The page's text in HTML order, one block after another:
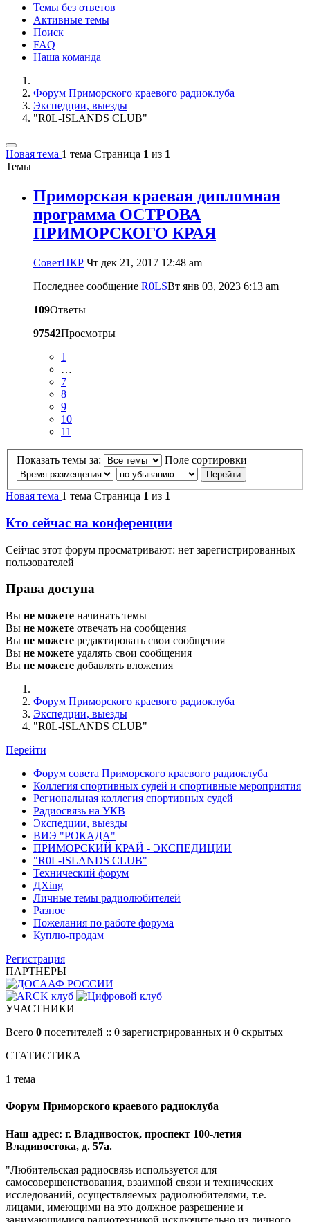
Темы без ответов
Активные темы
Поиск
FAQ
Наша команда
Форум Приморского краевого радиоклуба
Экспедции, выезды
"R0L-ISLANDS CLUB"
Новая тема 1 тема Страница 1 из 1
Темы
Приморская краевая дипломная
программа ОСТРОВА
ПРИМОРСКОГО КРАЯ
CоветПКР Чт дек 21, 2017 12:48 am
Последнее сообщение R0LSВт янв 03, 2023 6:13 am
109Ответы
97542Просмотры
1
…
7
8
9
10
11
Показать темы за: Поле сортировки
Новая тема 1 тема Страница 1 из 1
Кто сейчас на конференции
Сейчас этот форум просматривают: нет зарегистрированных
пользователей
Права доступа
Вы не можете начинать темы
Вы не можете отвечать на сообщения
Вы не можете редактировать свои сообщения
Вы не можете удалять свои сообщения
Вы не можете добавлять вложения
Форум Приморского краевого радиоклуба
Экспедции, выезды
"R0L-ISLANDS CLUB"
Перейти
Форум совета Приморского краевого радиоклуба
Коллегия спортивных судей и спортивные мероприятия
Региональная коллегия спортивных судей
Радиосвязь на УКВ
Экспедции, выезды
ВИЭ "РОКАДА"
ПРИМОРСКИЙ КРАЙ - ЭКСПЕДИЦИИ
"R0L-ISLANDS CLUB"
Технический форум
ДХing
Личные темы радиолюбителей
Разное
Пожелания по работе форума
Куплю-продам
Регистрация
ПАРТНЕРЫ
УЧАСТНИКИ
Всего 0 посетителей :: 0 зарегистрированных и 0 скрытых
СТАТИСТИКА
1 тема
Форум Приморского краевого радиоклуба
Наш адрес: г. Владивосток, проспект 100-летия
Владивостока, д. 57а.
"Любительская радиосвязь используется для
самосовершенствования, взаимной связи и технических
исследований, осуществляемых радиолюбителями, т.е.
лицами, имеющими на это должное разрешение и
занимающимися радиотехникой исключительно из личного